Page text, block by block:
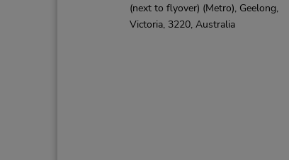
(next to flyover) (Metro), Geelong,
Victoria, 3220, Australia